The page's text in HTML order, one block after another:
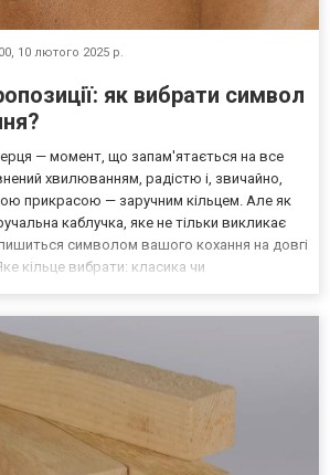
10 лютого 2025 р.
як вибрати символ
— момент, що запам'ятається на все
хвилюванням, радістю і, звичайно,
прикрасою — заручним кільцем. Але як
каблучка, яке не тільки викликає
символом вашого кохання на довгі
кільце вибрати: класика чи